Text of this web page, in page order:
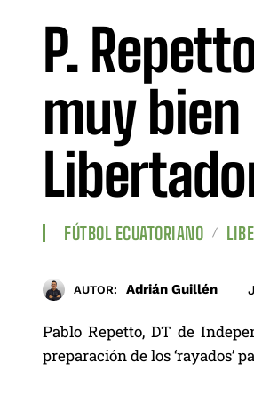
P.
muy
FÚTBOL ECUATORIANO
AUTOR: Adrián Guillén
Pablo Repetto, DT de
preparación de los ‘rayados’